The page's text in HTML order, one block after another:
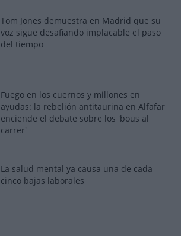
Tom Jones demuestra en Madrid que su
voz sigue desafiando implacable el paso
del tiempo
Fuego en los cuernos y millones en
ayudas: la rebelión antitaurina en Alfafar
enciende el debate sobre los 'bous al
carrer'
La salud mental ya causa una de cada
cinco bajas laborales